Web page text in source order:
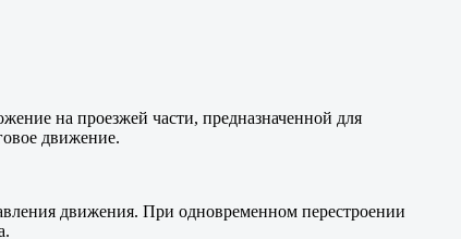
на проезжей части, предназначенной для
движение.
движения. При одновременном перестроении